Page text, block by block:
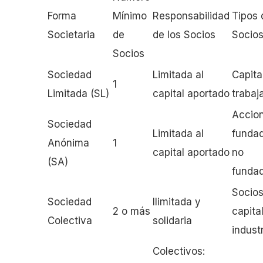
Forma
Societaria
Mínimo
de
Socios
Responsabilidad
de los Socios
Tipos
Socios
Sociedad
Limitada (SL)
1
Limitada al
capital aportado
Sociedad
Anónima
(SA)
1
Limitada al
capital aportado no
Sociedad
Colectiva
2 o más
Ilimitada y
solidaria
Socios
Colectivos: